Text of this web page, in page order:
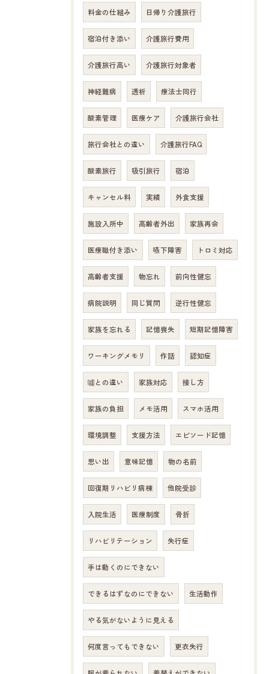
料金の仕組み 日帰り介護旅行
宿泊付き添い 介護旅行費用
介護旅行高い 介護旅行対象者
神経難病 透析 療法士同行
酸素管理 医療ケア 介護旅行会社
旅行会社との違い 介護旅行FAQ
酸素旅行 吸引旅行 宿泊
キャンセル料 実績 外食支援
施設入所中 高齢者外出 家族再会
医療職付き添い 嚥下障害 トロミ対応
高齢者支援 物忘れ 前向性健忘
病院説明 同じ質問 逆行性健忘
家族を忘れる 記憶喪失 短期記憶障害
ワーキングメモリ 作話 認知症
噓との違い 家族対応 接し方
家族の負担 メモ活用 スマホ活用
環境調整 支援方法 エピソード記憶
思い出 意味記憶 物の名前
回復期リハビリ病棟 他院受診
入院生活 医療制度 骨折
リハビリテーション 失行症
手は動くのにできない
できるはずなのにできない 生活動作
やる気がないように見える
何度言ってもできない 更衣失行